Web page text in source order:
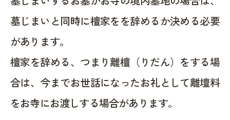
墓じまいと同時に檀家をを辞めるか決める必要
があります。
檀家を辞める、つまり離檀（りだん）をする場
合は、今までお世話になったお礼として離壇料
をお寺にお渡しする場合があります。